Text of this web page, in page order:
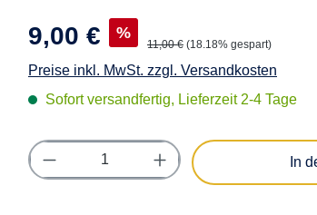
9,00 € %
11,00 € (18.18% gespart)
Preise inkl. MwSt. zzgl. Versandkosten
Sofort versandfertig, Lieferzeit 2-4 Tage
Produkt Anzahl: Gib den In